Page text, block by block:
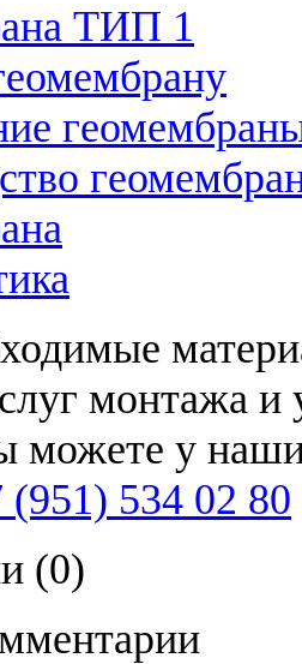
ТИП 1
монтажа
можете у
(951) 534 02 80
(0)